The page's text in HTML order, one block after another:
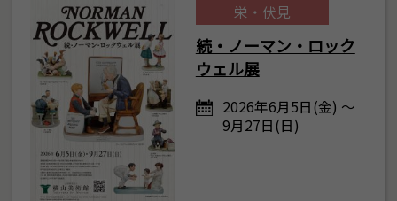
栄・伏見
続・ノーマン・ロック
ウェル展
2026年6月5日(金) ～
9月27日(日)